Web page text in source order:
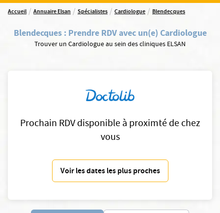
Accueil / Annuaire Elsan / Spécialistes / Cardiologue / Blendecques
Blendecques: Prendre RDV avec un(e) Cardiologue
Trouver un Cardiologue au sein des cliniques ELSAN
Prochain RDV disponible à proximté de chez
vous
Voir les dates les plus proches